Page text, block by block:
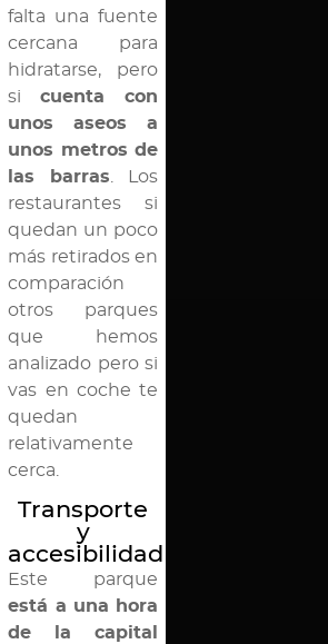
falta una fuente
cercana para
hidratarse, pero
sicuenta con
unos aseos a
unos metros de
las barras . Los
restaurantes si
quedan un poco
más retirados en
comparación
otros parques
que hemos
analizado pero si
vas en coche te
quedan
relativamente
cerca.
Transporte
y
accesibilidad
Este parque
está a una hora
de la capital